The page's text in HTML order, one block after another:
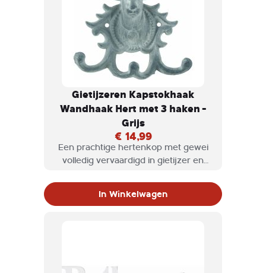
Gietijzeren Kapstokhaak
Wandhaak Hert met 3 haken -
Grijs
€ 14,99
Een prachtige hertenkop met gewei
volledig vervaardigd in gietijzer en
In Winkelwagen